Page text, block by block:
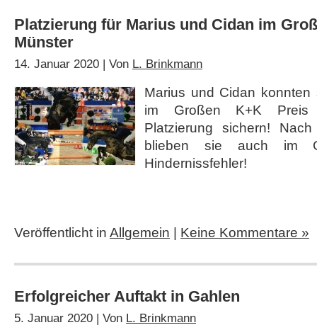
Platzierung für Marius und Cidan im
Münster
14. Januar 2020 | Von L. Brinkmann
Marius und Cidan
im Großen K+K
Platzierung sichern!
blieben sie auch im
Hindernissfehler!
Veröffentlicht in Allgemein Keine Kommentare »
Erfolgreicher Auftakt in Gahlen
5. Januar 2020 | Von L. Brinkmann